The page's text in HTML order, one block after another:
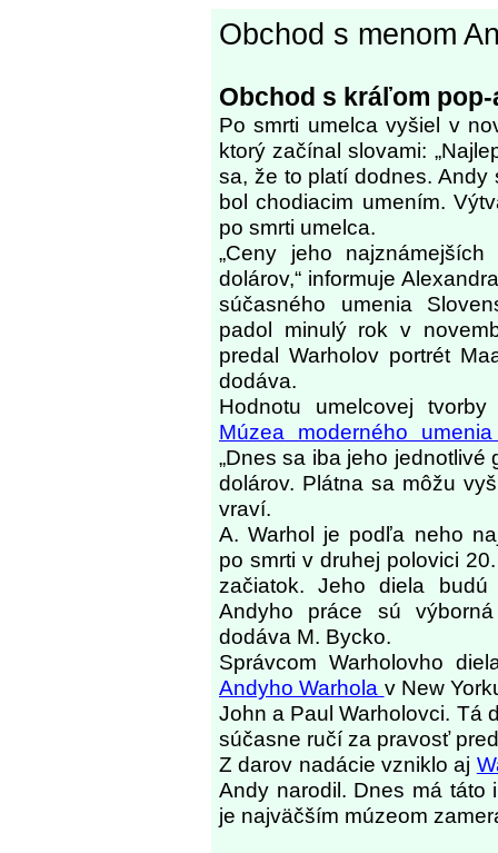
Obchod s menom
Obchod s kráľom
Po smrti umelca vyšiel v
ktorý začínal slovami:
sa, že to platí dodnes.
bol chodiacim umením.
po smrti umelca.
„Ceny jeho
dolárov,“ informuje
súčasného umenia
padol minulý rok v
predal Warholov portrét
dodáva.
Hodnotu umelcovej
Múzea moderného
„Dnes sa iba jeho
dolárov. Plátna sa môžu
vraví.
A. Warhol je podľa neho
po smrti v druhej polovici
začiatok. Jeho diela
Andyho práce sú
dodáva M. Bycko.
Správcom Warholovho
Andyho Warhola v New
John a Paul Warholovci. Tá
súčasne ručí za pravosť
Z darov nadácie vzniklo aj
Andy narodil. Dnes má táto
je najväčším múzeom